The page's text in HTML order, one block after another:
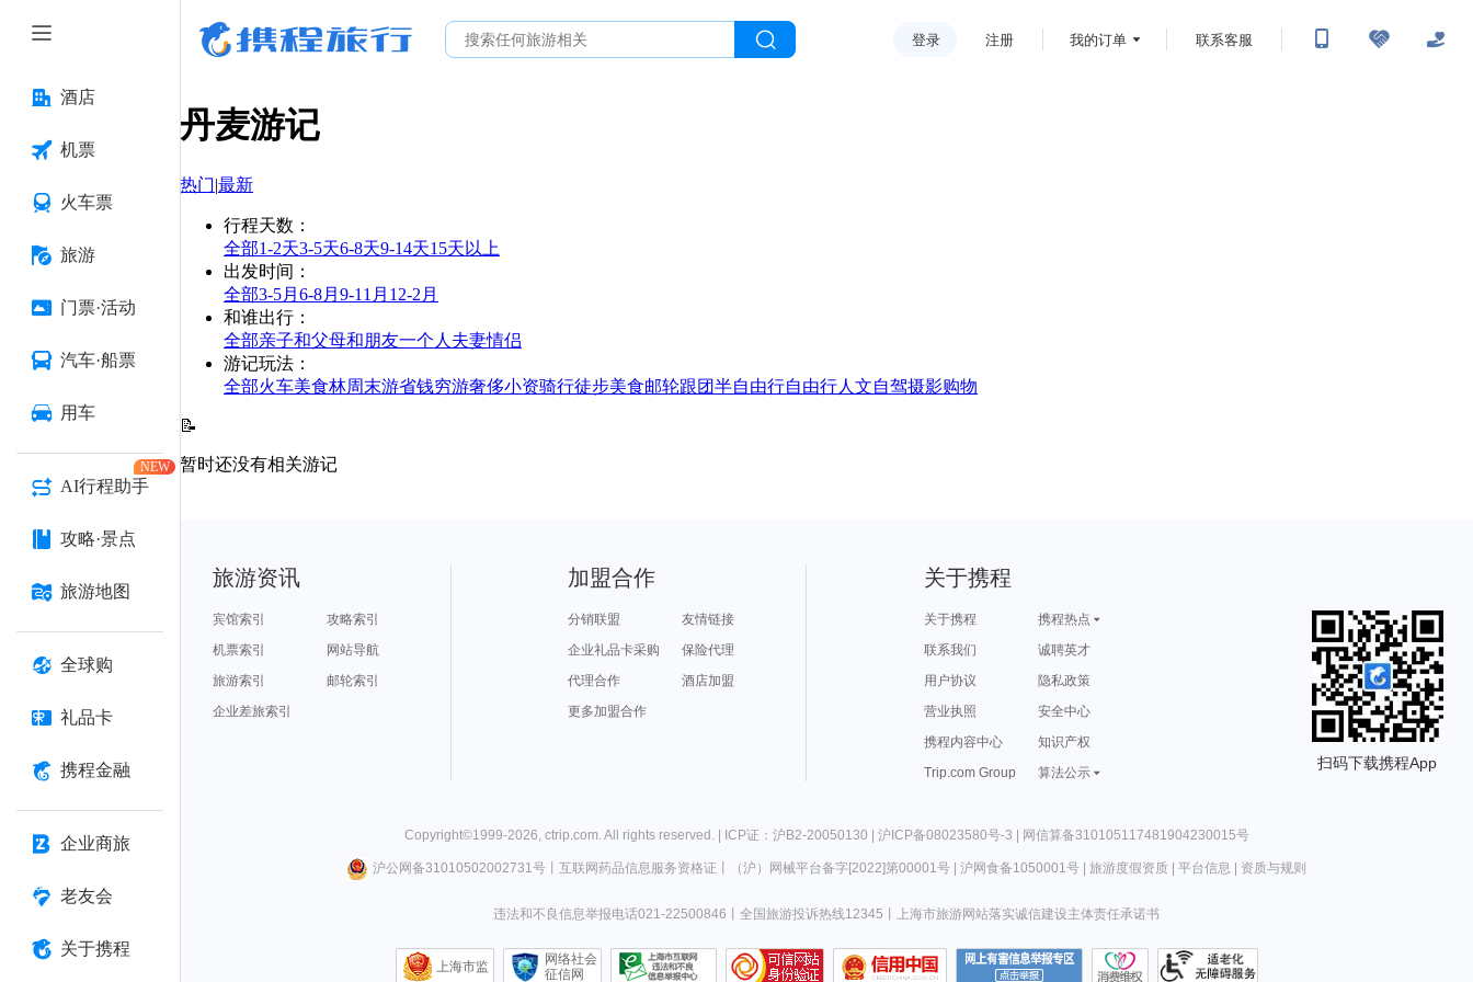
酒店
机票
火车票
旅游
门票·活动
汽车·船票
用车
AI行程助手
NEW
攻略·景点
旅游地图
全球购
礼品卡
携程金融
企业商旅
老友会
关于携程
登录 注册 我的订单 联系客服
丹麦游记
热门|最新
行程天数 ：
全部1-2天3-5天6-8天9-14天15天以上
出发时间 ：
全部3-5月 6-8月 9-11月 12-2月
和谁出行 ：
全部亲子和父母和朋友一个人 夫妻情侣
游记玩法 ：
全部火车美食林周末游省钱穷游奢侈小资骑行徒步美食邮轮跟团半自由行自由行人文自驾摄影购物
📝
暂时还没有相关游记
旅游资讯
宾馆索引
攻略索引
机票索引
网站导航
旅游索引
邮轮索引
企业差旅索引
加盟合作
分销联盟
友情链接
企业礼品卡采购
保险代理
代理合作
酒店加盟
更多加盟合作
关于携程
关于携程
携程热点
联系我们
诚聘英才
用户协议
隐私政策
营业执照
安全中心
携程内容中心
知识产权
Trip.com Group
算法公示
扫码下载携程App
Copyright©1999-2026, ctrip.com. All rights reserved. | ICP证：沪B2-20050130 | 沪ICP备08023580号-3 | 网信算备310105117481904230015号
沪公网备31010502002731号丨 互联网药品信息服务资格证 （沪）网械平台备字[2022]第00001号| 沪网食备1050001号| 旅游度假资质| 平台信息 资质与规则
违法和不良信息举报电话021-22500846 全国旅游投诉热线12345 上海市旅游网站落实诚信建设主体责任承诺书
上海市监
网络社会
征信网